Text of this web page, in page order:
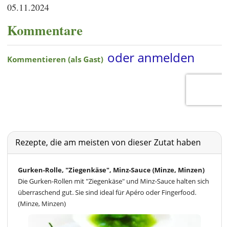
05.11.2024
Kommentare
Rezepte, die am meisten von dieser Zutat haben
Gurken-Rolle, "Ziegenkäse", Minz-Sauce (Minze, Minzen)
Die Gurken-Rollen mit "Ziegenkäse" und Minz-Sauce halten sich
überraschend gut. Sie sind ideal für Apéro oder Fingerfood.
(Minze, Minzen)